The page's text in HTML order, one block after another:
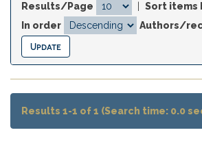
Results/Page
Sort items
In order
Authors/
Results 1-1 of 1 (Search time: 0.0